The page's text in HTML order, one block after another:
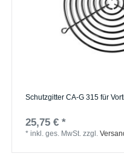
Schutzgitter CA-G 315 für
25,75 € *
*inkl. ges. MwSt. zzgl.